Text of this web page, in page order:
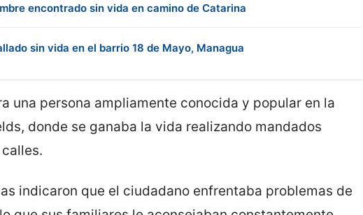
encontrado sin vida en camino de Catarina
sin vida en el barrio 18 de Mayo, Managua
una persona ampliamente conocida y popular en la
donde se ganaba la vida realizando mandados
indicaron que el ciudadano enfrentaba problemas de